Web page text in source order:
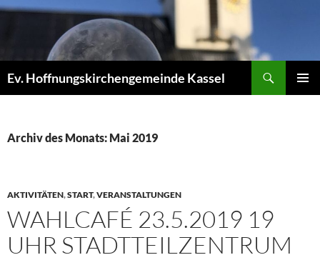
Zum
Ev. Hoffnungskirchengemeinde Kassel
Archiv des Monats: Mai 2019
AKTIVITÄTEN,START,VERANSTALTUNGEN
WAHLCAFÉ 23.5.2019 19
UHR STADTTEILZENTRUM